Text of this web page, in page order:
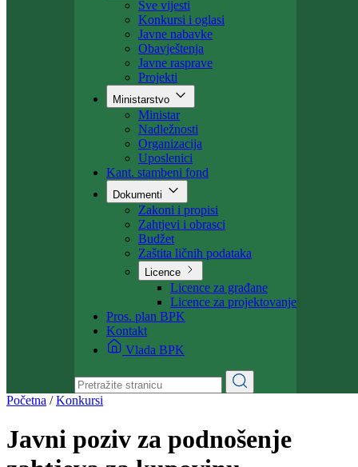
Aktuelno
Sve vijesti
Konkursi i oglasi
Javne nabavke
Obavještenja
Javne rasprave
Projekti
Ministarstvo
Ministar
Nadležnosti
Organizacija
Uposlenici
Kant. stambeni fond
Dokumenti
Zakoni i propisi
Zahtjevi i obrasci
Budžet
Zaštita ličnih podataka
Licence
Licence za projektovanje
Pros. plan BPK
Kontakt
Vlada BPK
Početna/Konkursi